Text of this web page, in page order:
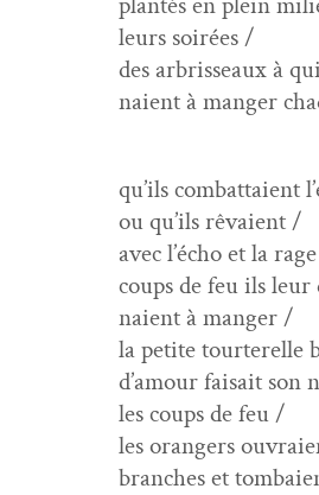
leurs soirées /
des arbris­seaux à
naient à manger
qu’ils com­bat­taient
ou qu’ils rêvaient /
avec l’écho et la
coups de feu ils
naient à manger /
la petite tourterelle
d’amour fai­sait son
les coups de feu /
les orangers
branch­es et